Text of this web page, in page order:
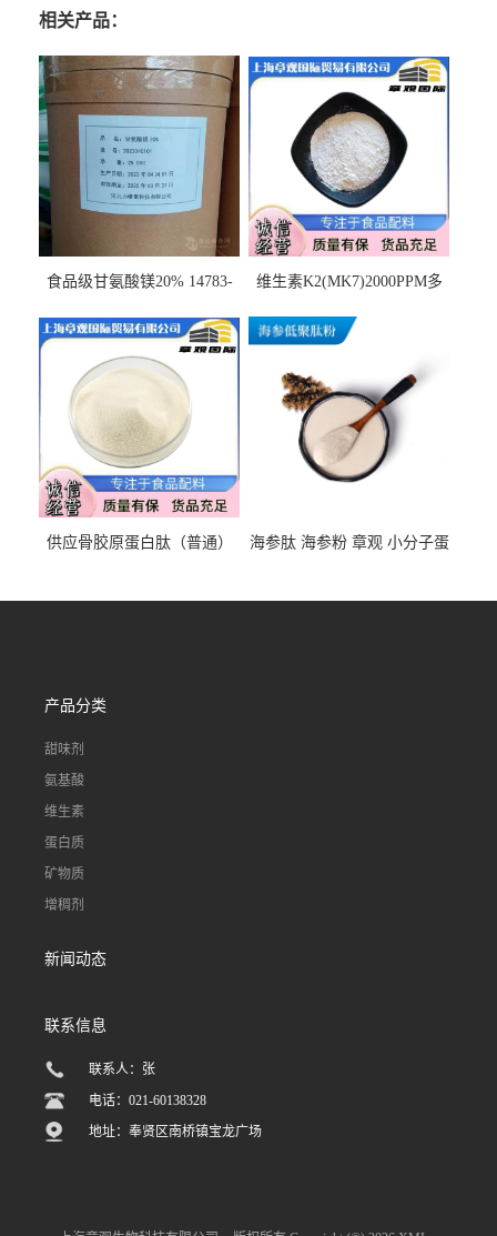
相关产品：
食品级甘氨酸镁20% 14783-
饮料 20%
维生素K2(MK7)2000PPM多
应
供应骨胶原蛋白肽（普通）
海参肽 海参粉 章观 小分子蛋
产品分类
甜味剂
氨基酸
维生素
蛋白质
矿物质
增稠剂
新闻动态
联系信息
联系人：张
电话：021-60138328
地址：奉贤区南桥镇宝龙广场